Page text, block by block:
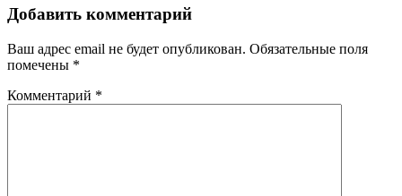
Добавить комментарий
Ваш адрес email не будет опубликован. Обязательные поля
помечены *
Комментарий *